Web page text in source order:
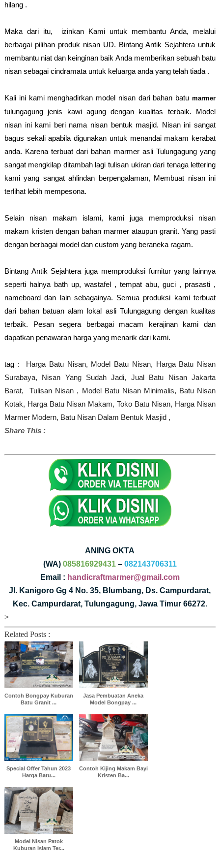
hilang .
Maka dari itu, izinkan Kami untuk membantu Anda, melalui
berbagai pilihan produk nisan UD. Bintang Antik Sejahtera untuk
membantu niat dan keinginan baik Anda memberikan sebuah batu
nisan sebagai cindramata untuk keluarga anda yang telah tiada .
Kali ini kami menghadirkan model nisan dari bahan batumarmer
tulungagung jenis kawi agung dengan kualitas terbaik. Model
nisan ini kami beri nama nisan bentuk masjid. Nisan ini sangat
bagus sekali apabila digunakan untuk menandai makam kerabat
anda. Karena terbuat dari bahan marmer asli Tulungagung yang
sangat mengkilap ditambah lagi tulisan ukiran dari tenaga lettering
kami yang sangat ahlindan berpengalaman, Membuat nisan ini
terlihat lebih mempesona.
Selain nisan makam islami, kami juga memproduksi nisan
makam kristen dengan bahan marmer ataupun granit. Yang pasti
dengan berbagai model dan custom yang beraneka ragam.
Bintang Antik Sejahtera juga memproduksi furnitur yang lainnya
seperti halnya bath up, wastafel , tempat abu, guci , prasasti ,
nameboard dan lain sebagainya. Semua produksi kami terbuat
dari bahan batuan alam lokal asli Tulungagung dengan kualitas
terbaik. Pesan segera berbagai macam kerajinan kami dan
dapatkan penawaran harga yang menarik dari kami.
tag : Harga Batu Nisan, Model Batu Nisan, Harga Batu Nisan
Surabaya, Nisan Yang Sudah Jadi, Jual Batu Nisan Jakarta
Barat, Tulisan Nisan , Model Batu Nisan Minimalis, Batu Nisan
Kotak, Harga Batu Nisan Makam, Toko Batu Nisan, Harga Nisan
Marmer Modern, Batu Nisan Dalam Bentuk Masjid ,
Share This :
ANING OKTA
(WA) 085816929431– 082143706311
Email : handicraftmarmer@gmail.com
Jl. Kanigoro Gg 4 No. 35, Blumbang, Ds. Campurdarat,
Kec. Campurdarat, Tulungagung, Jawa Timur 66272.
>
Related Posts :
Contoh Bongpay Kuburan
Batu Granit ...
Jasa Pembuatan Aneka
Model Bongpay ...
Special Offer Tahun 2023
Harga Batu...
Contoh Kijing Makam Bayi
Kristen Ba...
Model Nisan Patok
Kuburan Islam Ter...